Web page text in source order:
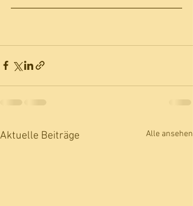
Aktuelle Beiträge Alle ansehen